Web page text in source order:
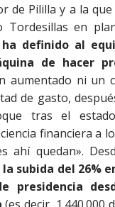
de Pililla y a la
en
ha definido al
de hacer
aumentado ni un
de gasto,
tras el
financiera a
ahí quedan».
subida del 26%
presidencia